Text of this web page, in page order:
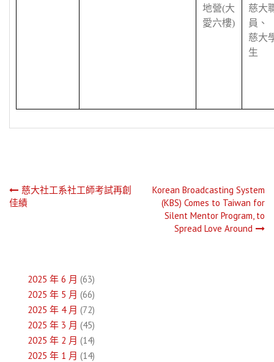
地營(大
愛六樓)
慈大
員、
慈大
生
文慈大社工系社工師考試再創
佳績
Korean Broadcasting System
(KBS) Comes to Taiwan for
Silent Mentor Program, to
Spread Love Around
2025 年 6 月 (63)
2025 年 5 月 (66)
2025 年 4 月 (72)
2025 年 3 月 (45)
2025 年 2 月 (14)
2025 年 1 月 (14)